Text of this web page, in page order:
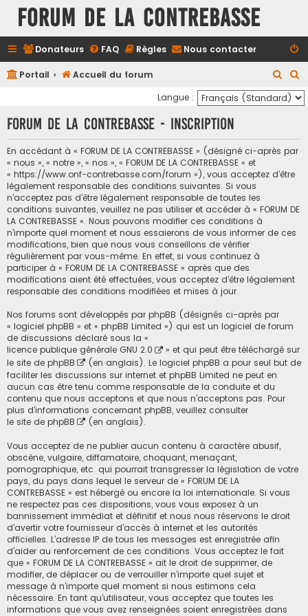
FORUM DE LA CONTREBASSE
Donateurs FAQ Règles Nous contacter
Portail Accueil du forum
e
c
e
c
c
r
Langue :
FORUM DE LA CONTREBASSE - Inscription
En accédant à « FORUM DE LA CONTREBASSE » (désigné ci-après par
« nous », « notre », « nos », « FORUM DE LA CONTREBASSE » et
« https://www.onf-contrebasse.com/forum »), vous acceptez d’être
légalement responsable des conditions suivantes. Si vous
n’acceptez pas d’être légalement responsable de toutes les
conditions suivantes, veuillez ne pas utiliser et accéder à « FORUM DE
LA CONTREBASSE ». Nous pouvons modifier ces conditions à
n’importe quel moment et nous essaierons de vous informer de ces
modifications, bien que nous vous conseillons de vérifier
régulièrement par vous-même. En effet, si vous continuez à
participer à « FORUM DE LA CONTREBASSE » après que des
modifications aient été effectuées, vous acceptez d’être légalement
responsable des conditions modifiées et mises à jour.
Nos forums sont développés par phpBB (désignés ci-après par
« logiciel phpBB » et « phpBB Limited ») qui est un logiciel de forum
de discussions déclaré sous la «
licence publique générale GNU 2.0
» et qui peut être téléchargé sur
le site de phpBB
(en anglais). Le logiciel phpBB a pour seul but de
faciliter les discussions sur internet et phpBB Limited ne peut en
aucun cas être tenu comme responsable de la conduite et du
contenu que nous acceptons et que nous n’acceptons pas. Pour
plus d’informations concernant phpBB, veuillez consulter
le site de phpBB
(en anglais).
Vous acceptez de ne publier aucun contenu à caractère abusif,
obscène, vulgaire, diffamatoire, choquant, menaçant,
pornographique, etc. qui pourrait transgresser la législation de votre
pays, du pays dans lequel le serveur de « FORUM DE LA
CONTREBASSE » est hébergé ou encore la loi internationale. Si vous
ne respectez pas ces dispositions, vous vous exposez à un
bannissement immédiat et définitif et nous nous réservons le droit
d’avertir votre fournisseur d’accès à internet et les autorités
officielles. L’adresse IP de tous les messages est enregistrée afin
d’aider au renforcement de ces conditions. Vous acceptez le fait
que « FORUM DE LA CONTREBASSE » ait le droit de supprimer, de
modifier, de déplacer ou de verrouiller n’importe quel sujet et
message à n’importe quel moment si nous estimons cela
nécessaire. En tant qu’utilisateur, vous acceptez que toutes les
informations que vous avez renseignées soient enregistrées dans